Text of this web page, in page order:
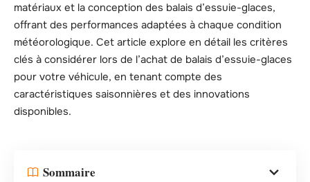
matériaux et la conception des balais d’essuie-glaces,
offrant des performances adaptées à chaque condition
météorologique. Cet article explore en détail les critères
clés à considérer lors de l’achat de balais d’essuie-glaces
pour votre véhicule, en tenant compte des
caractéristiques saisonnières et des innovations
disponibles.
Sommaire